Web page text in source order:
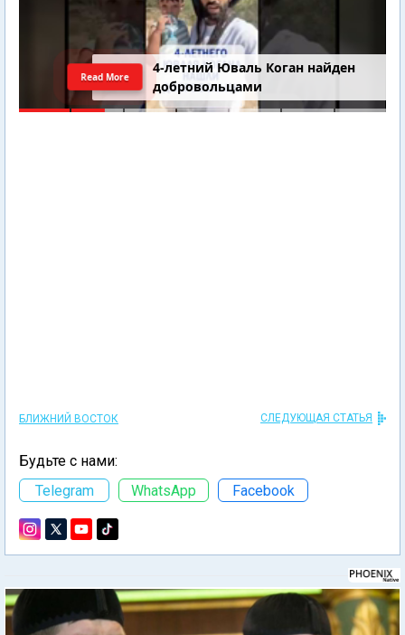
4-летний Юваль Коган найден
добровольцами
Read More
БЛИЖНИЙ ВОСТОК СЛЕДУЮЩАЯ СТАТЬЯ
Будьте с нами:
Telegram
WhatsApp Facebook